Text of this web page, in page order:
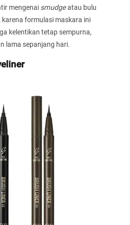
mengenai smudgeatau bulu
formulasi maskara ini
kelentikan tetap sempurna,
lama sepanjang hari.